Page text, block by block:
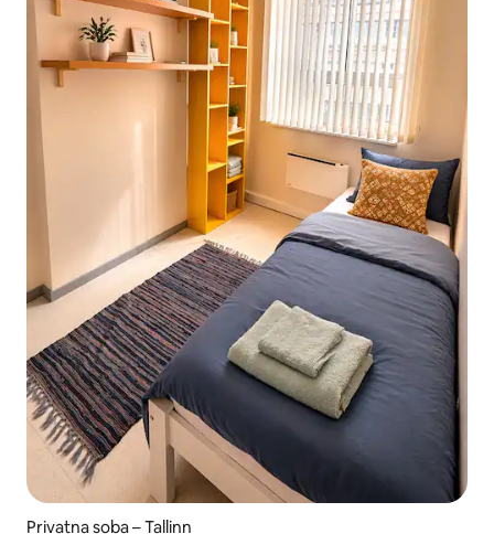
Privatna soba – Tallinn